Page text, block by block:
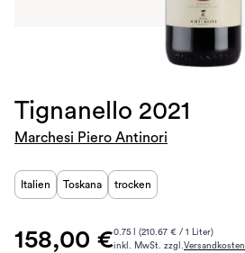
Tignanello 2021
Marchesi Piero Antinori
Italien Toskana trocken
158,00 €0.75 l (210.67 € / 1 Liter)
inkl. MwSt. zzgl.Versandkosten